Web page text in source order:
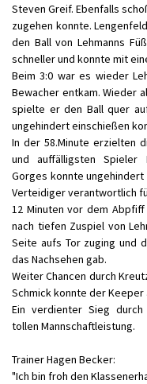
Steven Greif. Ebenfalls
zugehen konnte.
den Ball von Lehmanns
schneller und konnte mit
Beim 3:0 war es wieder
Bewacher entkam. Wieder
spielte er den Ball quer
ungehindert einschießen
In der 58.Minute erzielten
und auffälligsten Spieler
Gorges konnte
Verteidiger verantwortlich
12 Minuten vor dem
nach tiefen Zuspiel von
Seite aufs Tor zuging und
das Nachsehen gab.
Weiter Chancen durch
Schmick konnte der Keeper
Ein verdienter Sieg
tollen Mannschaftleistung.
Trainer Hagen Becker:
"Ich bin froh den